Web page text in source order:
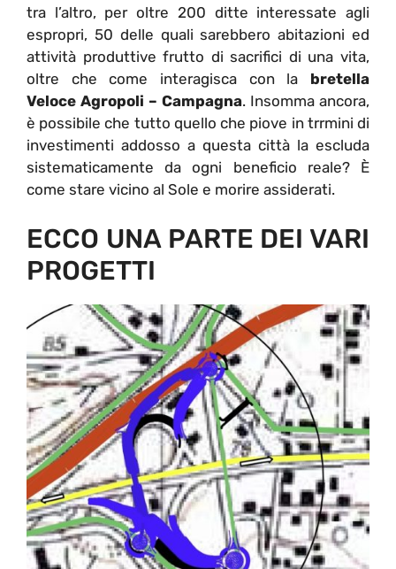
tra l’altro, per oltre 200 ditte interessate agli
espropri, 50 delle quali sarebbero abitazioni ed
attività produttive frutto di sacrifici di una vita,
oltre che come interagisca con la bretella
Veloce Agropoli – Campagna. Insomma ancora,
è possibile che tutto quello che piove in trrmini di
investimenti addosso a questa città la escluda
sistematicamente da ogni beneficio reale? È
come stare vicino al Sole e morire assiderati.
ECCO UNA PARTE DEI VARI
PROGETTI